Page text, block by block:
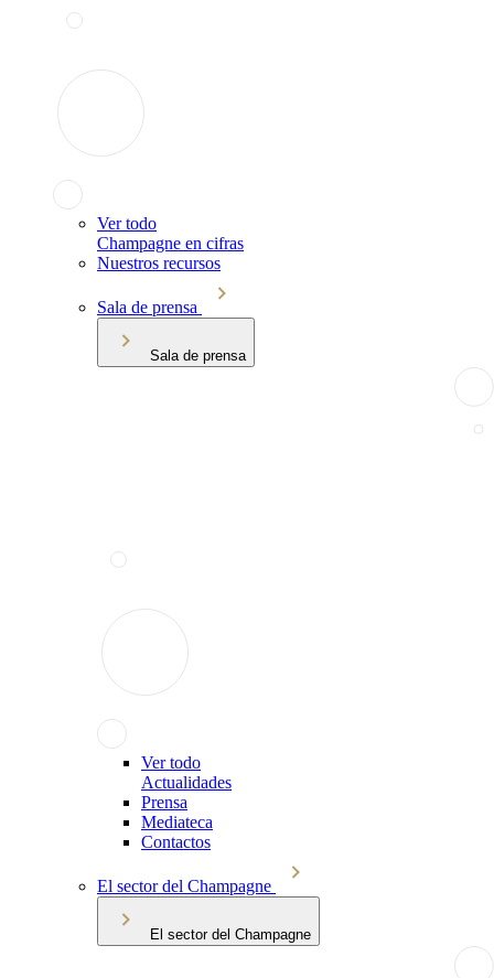
Ver todo
Champagne en cifras
Nuestros recursos
Sala de prensa
Sala de prensa
Ver todo
Actualidades
Prensa
Mediateca
Contactos
El sector del Champagne
El sector del Champagne